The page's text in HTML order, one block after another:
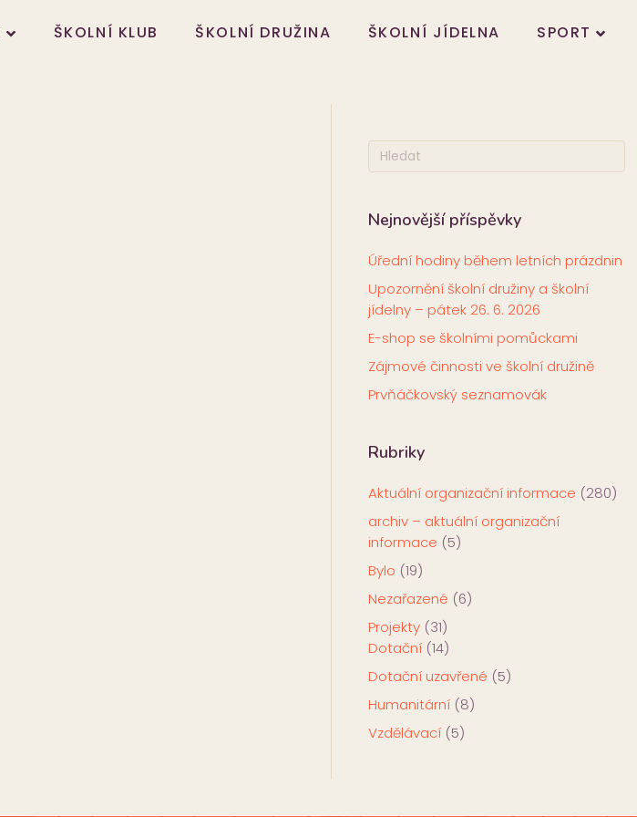
ŠKOLNÍ KLUB ŠKOLNÍ DRUŽINA ŠKOLNÍ JÍDELNA SPORT
Nejnovější příspěvky
Úřední hodiny během letních prázdnin
Upozornění školní družiny a školní
jídelny – pátek 26. 6. 2026
E-shop se školními pomůckami
Zájmové činnosti ve školní družině
Prvňáčkovský seznamovák
Rubriky
Aktuální organizační informace (280)
archiv – aktuální organizační
informace (5)
Bylo (19)
Nezařazené (6)
Projekty(31)
Dotační(14)
Dotační uzavřené (5)
Humanitární(8)
Vzdělávací(5)